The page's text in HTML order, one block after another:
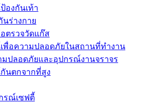
องกันเท้า
นร่างกาย
อตรวจวัดแก๊ส
พื่อความปลอดภัยในสถานที่ทำงาน
มปลอดภัยและอุปกรณ์งานจราจร
นตกจากที่สูง
รณ์เซฟตี้